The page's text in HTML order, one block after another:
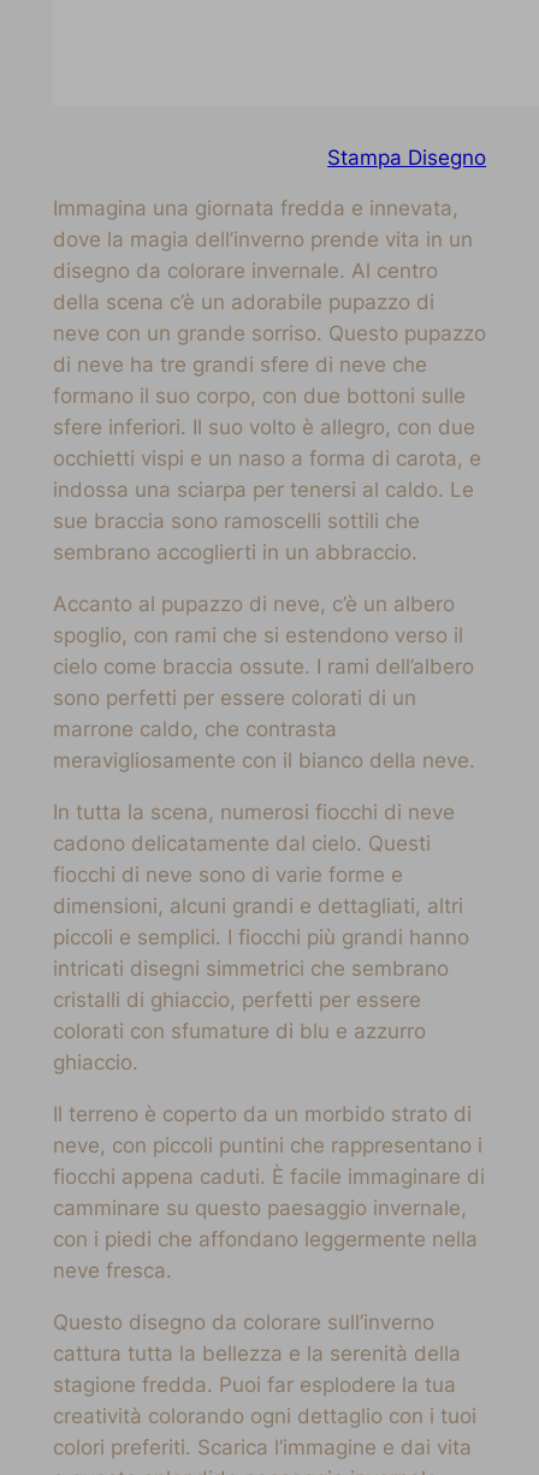
Stampa Disegno
Immagina una giornata fredda e innevata,
dove la magia dell’inverno prende vita in un
disegno da colorare invernale. Al centro
della scena c’è un adorabile pupazzo di
neve con un grande sorriso. Questo pupazzo
di neve ha tre grandi sfere di neve che
formano il suo corpo, con due bottoni sulle
sfere inferiori. Il suo volto è allegro, con due
occhietti vispi e un naso a forma di carota, e
indossa una sciarpa per tenersi al caldo. Le
sue braccia sono ramoscelli sottili che
sembrano accoglierti in un abbraccio.
Accanto al pupazzo di neve, c’è un albero
spoglio, con rami che si estendono verso il
cielo come braccia ossute. I rami dell’albero
sono perfetti per essere colorati di un
marrone caldo, che contrasta
meravigliosamente con il bianco della neve.
In tutta la scena, numerosi fiocchi di neve
cadono delicatamente dal cielo. Questi
fiocchi di neve sono di varie forme e
dimensioni, alcuni grandi e dettagliati, altri
piccoli e semplici. I fiocchi più grandi hanno
intricati disegni simmetrici che sembrano
cristalli di ghiaccio, perfetti per essere
colorati con sfumature di blu e azzurro
ghiaccio.
Il terreno è coperto da un morbido strato di
neve, con piccoli puntini che rappresentano i
fiocchi appena caduti. È facile immaginare di
camminare su questo paesaggio invernale,
con i piedi che affondano leggermente nella
neve fresca.
Questo disegno da colorare sull’inverno
cattura tutta la bellezza e la serenità della
stagione fredda. Puoi far esplodere la tua
creatività colorando ogni dettaglio con i tuoi
colori preferiti. Scarica l’immagine e dai vita